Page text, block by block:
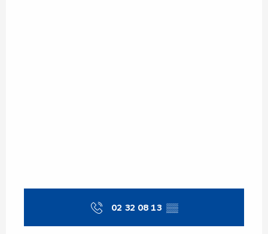
02 32 08 13 ▒▒